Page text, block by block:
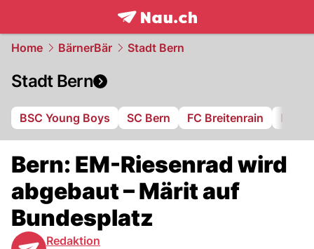
frontpage.NAU.ch
Home BärnerBär Stadt Bern
Stadt Bern
BSC Young Boys SC Bern FC Breitenrain BSV
Bern: EM-Riesenrad wird
abgebaut – Märit auf
Bundesplatz
Redaktion